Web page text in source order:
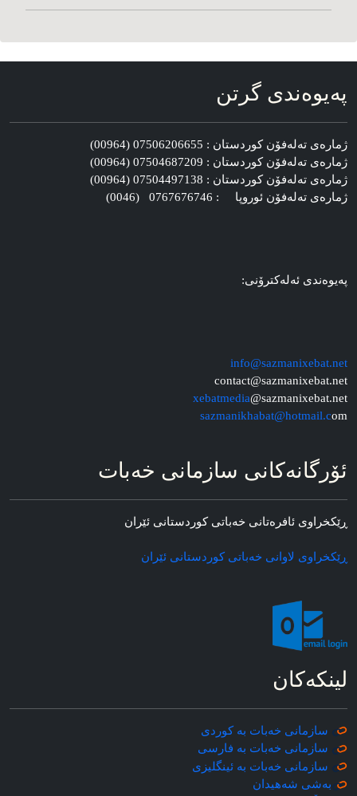
په‌یوه‌ندی گرتن
ژماره‌ی ته‌له‌فۆن کوردستان : 07506206655 (00964)
ژماره‌ی ته‌له‌فۆن کوردستان : 07504687209 (00964)
ژماره‌ی ته‌له‌فۆن کوردستان : 07504497138 (00964)
ژماره‌ی ته‌له‌فۆن ئوروپا : 0767676746 (0046)
په‌یوه‌ندی ئه‌له‌کترۆنی:
info@sazmanixebat.net
contact@sazmanixebat.net
xebatmedia@sazmanixebat.net
sazmanikhabat@hotmail.com
ئۆرگانه‌کانی سازمانی خه‌بات
ڕێکخراوی ئافره‌تانی خه‌باتی کوردستانی ئێران
ڕێکخراوی لاوانی خه‌باتی کوردستانی ئێران
لینکه‌کان
سازمانی خه‌بات به کوردی
سازمانی خه‌بات به فارسی
سازمانی خه‌بات به ئینگلیزی
به‌شی شه‌هیدان